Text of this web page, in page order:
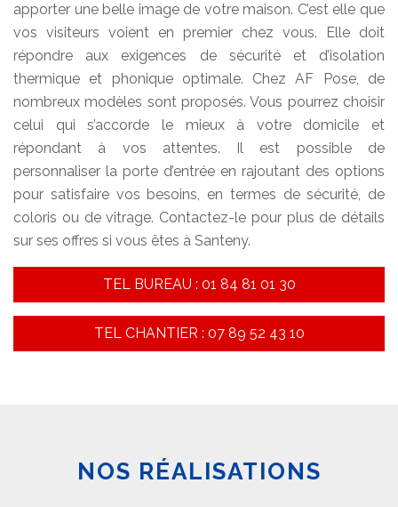
apporter une belle image de votre maison. C’est elle que
vos visiteurs voient en premier chez vous. Elle doit
répondre aux exigences de sécurité et d’isolation
thermique et phonique optimale. Chez AF Pose, de
nombreux modèles sont proposés. Vous pourrez choisir
celui qui s’accorde le mieux à votre domicile et
répondant à vos attentes. Il est possible de
personnaliser la porte d’entrée en rajoutant des options
pour satisfaire vos besoins, en termes de sécurité, de
coloris ou de vitrage. Contactez-le pour plus de détails
sur ses offres si vous êtes à Santeny.
TEL BUREAU : 01 84 81 01 30
TEL CHANTIER : 07 89 52 43 10
NOS RÉALISATIONS